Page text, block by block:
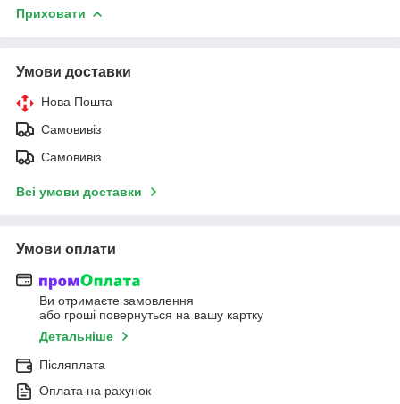
Приховати
Умови доставки
Нова Пошта
Самовивіз
Самовивіз
Всі умови доставки
Умови оплати
Ви отримаєте замовлення
або гроші повернуться на вашу картку
Детальніше
Післяплата
Оплата на рахунок